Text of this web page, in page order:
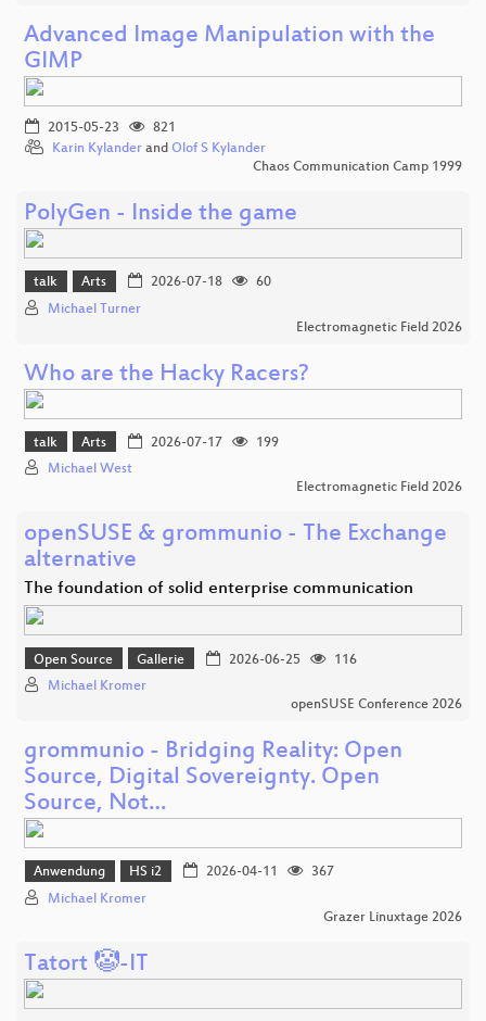
Advanced Image Manipulation with the
GIMP
2015-05-23
821
Karin Kylander and Olof S Kylander
Chaos Communication Camp 1999
PolyGen - Inside the game
talk Arts 2026-07-18
60
Michael Turner
Electromagnetic Field 2026
Who are the Hacky Racers?
talk Arts 2026-07-17
199
Michael West
Electromagnetic Field 2026
openSUSE & grommunio - The Exchange
alternative
The foundation of solid enterprise communication
Open Source Gallerie 2026-06-25
116
Michael Kromer
openSUSE Conference 2026
grommunio - Bridging Reality: Open
Source, Digital Sovereignty. Open
Source, Not…
Anwendung HS i2 2026-04-11
367
Michael Kromer
Grazer Linuxtage 2026
Tatort 🤡-IT